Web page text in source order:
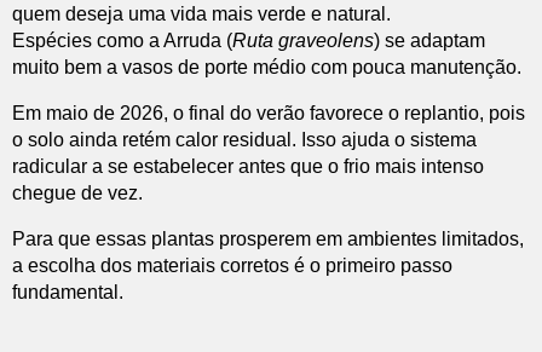
quem deseja uma vida mais verde e natural.
Espécies como a Arruda (Ruta graveolens) se adaptam
muito bem a vasos de porte médio com pouca manutenção.
Em maio de 2026, o final do verão favorece o replantio, pois
o solo ainda retém calor residual. Isso ajuda o sistema
radicular a se estabelecer antes que o frio mais intenso
chegue de vez.
Para que essas plantas prosperem em ambientes limitados,
a escolha dos materiais corretos é o primeiro passo
fundamental.